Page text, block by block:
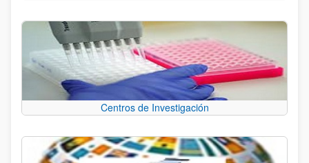
Centros de Investigación